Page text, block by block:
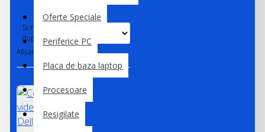
Oferte Speciale
Periferice PC
Placa de baza laptop
Procesoare
Resigilate
Sortare
după:
Afișare: